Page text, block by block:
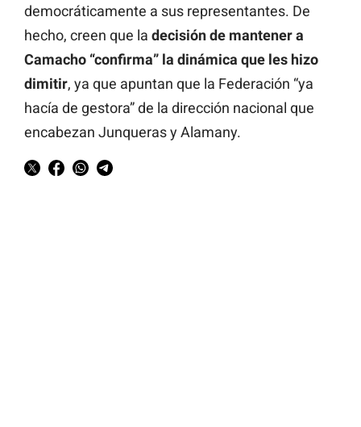
democráticamente a sus representantes. De
hecho, creen que la decisión de mantener a
Camacho “confirma” la dinámica que les hizo
dimitir, ya que apuntan que la Federación “ya
hacía de gestora” de la dirección nacional que
encabezan Junqueras y Alamany.